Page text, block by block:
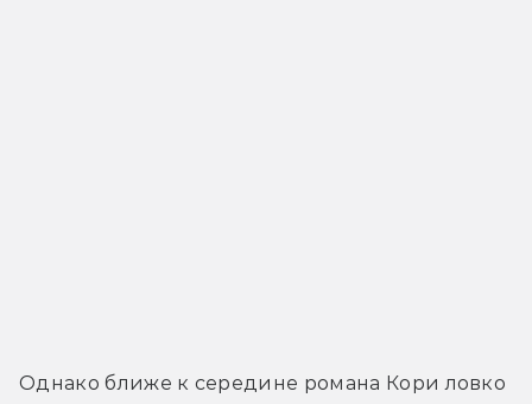
Однако ближе к середине романа Кори ловко